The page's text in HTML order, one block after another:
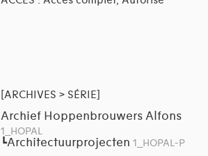
[ARCHIVES > SÉRIE]
Archief Hoppenbrouwers Alfons
1_HOPAL
┗Architectuurprojecten 1_HOPAL-P